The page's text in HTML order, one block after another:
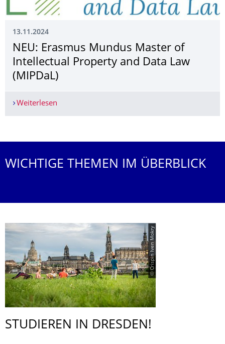
13.11.2024
NEU: Erasmus Mundus Master of
Intellectual Property and Data Law
(MIPDaL)
Weiterlesen
WICHTIGE THEMEN IM ÜBERBLICK
© Crispin Iven Mokry
STUDIEREN IN DRESDEN!